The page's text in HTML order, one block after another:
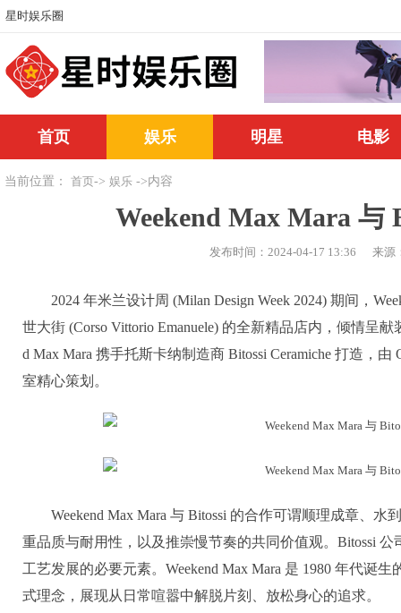
星时娱乐圈
首页 娱乐 明星 电影
当前位置： 首页-> 娱乐 ->内容
Weekend Max Mara 与
发布时间：2024-04-17 13:36 来源
2024 年米兰设计周 (Milan Design Week 2024) 期间，
世大街 (Corso Vittorio Emanuele) 的全新精品店内，倾情呈
d Max Mara 携手托斯卡纳制造商 Bitossi Ceramiche 打造，由
室精心策划。
Weekend Max Mara 与 Bitossi 的合作可谓顺理成章、
重品质与耐用性，以及推崇慢节奏的共同价值观。Bitossi
工艺发展的必要元素。Weekend Max Mara 是 1980 年代诞
式理念，展现从日常喧嚣中解脱片刻、放松身心的追求。